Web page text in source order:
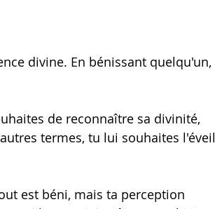
divine. En bénissant quelqu'un,
de reconnaître sa divinité,
termes, tu lui souhaites l'éveil
est béni, mais ta perception